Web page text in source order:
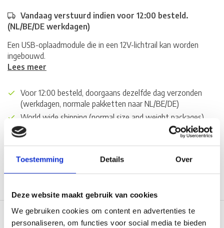
Toestemming Details Over
Deze website maakt gebruik van cookies
We gebruiken cookies om content en advertenties te
personaliseren, om functies voor social media te bieden
Vandaag verstuurd indien voor 12:00 besteld.
(NL/BE/DE werkdagen)
Een USB-oplaadmodule die in een 12V-lichtrail kan worden
ingebouwd.
Lees meer
Voor 12:00 besteld, doorgaans dezelfde dag verzonden
(werkdagen, normale pakketten naar NL/BE/DE)
World wide shipping (normal size and weight packages)
Gratis verzending vanaf € 100,- naar NL en BE
*Zeer grote magazijnvoorraad direct beschikbaar voor
verzending. Een deel van de artikelen op voorraad in de
winkel, mail ons voor de beschikbaarheid in de winkel:
service@camperhuis.nl
Beschrijving